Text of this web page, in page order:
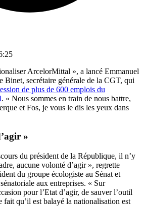
ArcelorMittal », a lancé Emmanuel
Binet, secrétaire générale de la CGT, qui
de plus de 600 emplois du
. « Nous sommes en train de nous battre,
et Fos, je vous le dis les yeux dans
»
du président de la République, il n’y
aucune volonté d’agir », regrette
du groupe écologiste au Sénat et
aux entreprises. « Sur
pour l’Etat d’agir, de sauver l’outil
qu’il est balayé la nationalisation est